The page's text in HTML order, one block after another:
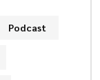
Podcast